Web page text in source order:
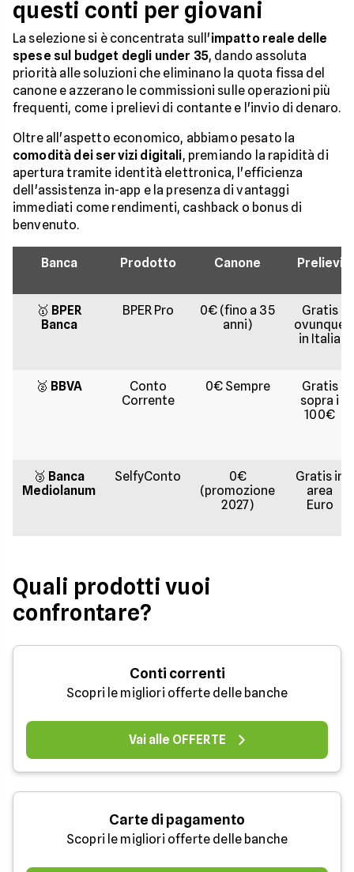
questi conti per giovani
La selezione si è concentrata sull'impatto reale delle
spese sul budget degli under 35, dando assoluta
priorità alle soluzioni che eliminano la quota fissa del
canone e azzerano le commissioni sulle operazioni più
frequenti, come i prelievi di contante e l'invio di denaro.
Oltre all'aspetto economico, abbiamo pesato la
comodità dei servizi digitali, premiando la rapidità di
apertura tramite identità elettronica, l'efficienza
dell'assistenza in-app e la presenza di vantaggi
immediati come rendimenti, cashback o bonus di
benvenuto.
Banca Prodotto Canone Prelievi
🥇 BPER
Banca
BPER Pro
0€ (fino a 35
anni)
Gratis
ovunque
in Italia
🥈 BBVA
Conto
Corrente
0€ Sempre
Gratis
sopra i
100€
🥉 Banca
Mediolanum
SelfyConto
0€
(promozione
2027)
Gratis in
area
Euro
Quali prodotti vuoi
confrontare?
Conti correnti
Scopri le migliori offerte delle banche
Vai alle OFFERTE
Carte di pagamento
Scopri le migliori offerte delle banche